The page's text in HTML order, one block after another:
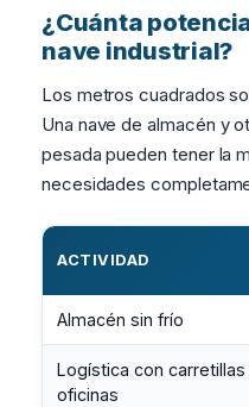
¿Cuánta
nave industrial?
Los metros cuadrados
Una nave de almacén y
pesada pueden tener la
necesidades
ACTIVIDAD
Almacén sin frío
Logística con carretillas
oficinas